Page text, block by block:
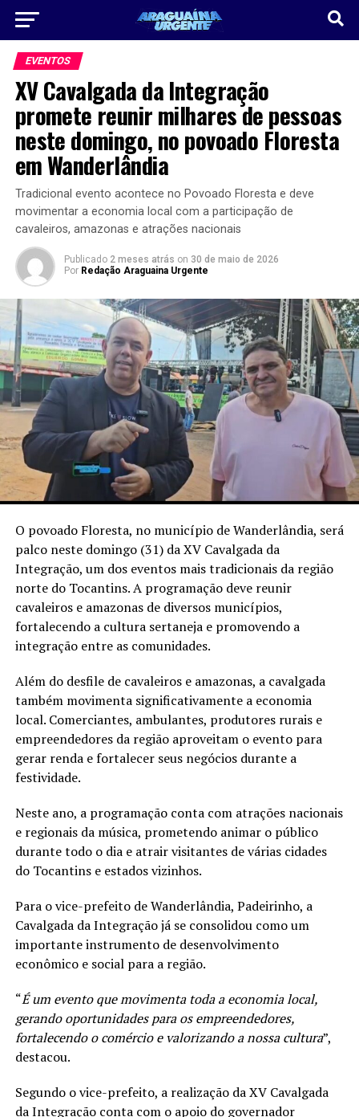
EVENTOS
XV Cavalgada da Integração
promete reunir milhares de pessoas
neste domingo, no povoado Floresta
em Wanderlândia
Tradicional evento acontece no Povoado Floresta e deve
movimentar a economia local com a participação de
cavaleiros, amazonas e atrações nacionais
Publicado 2 meses atrás on 30 de maio de 2026
Por Redação Araguaina Urgente
O povoado Floresta, no município de Wanderlândia, será
palco neste domingo (31) da XV Cavalgada da
Integração, um dos eventos mais tradicionais da região
norte do Tocantins. A programação deve reunir
cavaleiros e amazonas de diversos municípios,
fortalecendo a cultura sertaneja e promovendo a
integração entre as comunidades.
Além do desfile de cavaleiros e amazonas, a cavalgada
também movimenta significativamente a economia
local. Comerciantes, ambulantes, produtores rurais e
empreendedores da região aproveitam o evento para
gerar renda e fortalecer seus negócios durante a
festividade.
Neste ano, a programação conta com atrações nacionais
e regionais da música, prometendo animar o público
durante todo o dia e atrair visitantes de várias cidades
do Tocantins e estados vizinhos.
Para o vice-prefeito de Wanderlândia, Padeirinho, a
Cavalgada da Integração já se consolidou como um
importante instrumento de desenvolvimento
econômico e social para a região.
“É um evento que movimenta toda a economia local,
gerando oportunidades para os empreendedores,
fortalecendo o comércio e valorizando a nossa cultura”,
destacou.
Segundo o vice-prefeito, a realização da XV Cavalgada
da Integração conta com o apoio do governador